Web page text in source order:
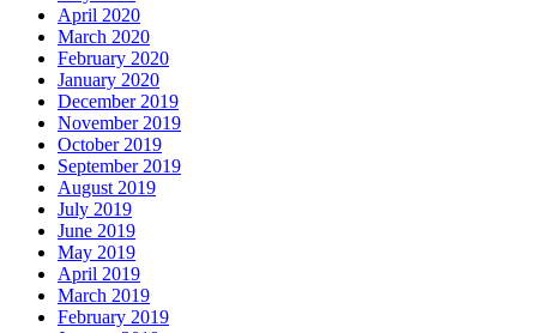
April 2020
March 2020
February 2020
January 2020
December 2019
November 2019
October 2019
September 2019
August 2019
July 2019
June 2019
May 2019
April 2019
March 2019
February 2019